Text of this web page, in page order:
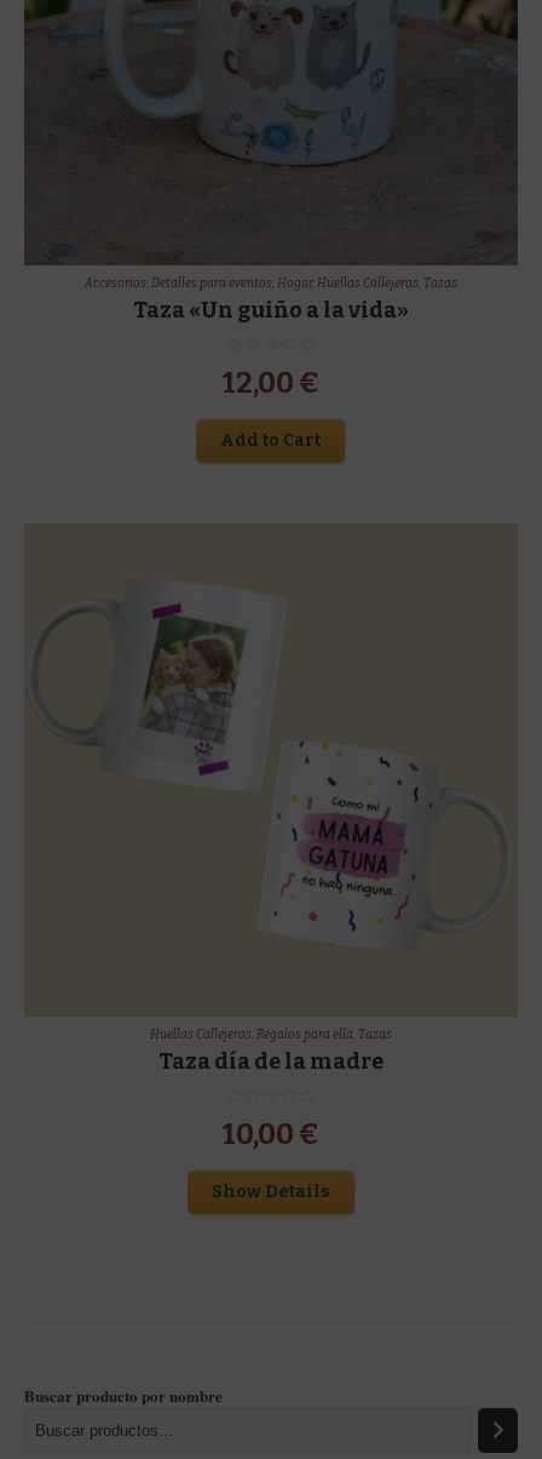
Accesorios, Detalles para eventos, Hogar, Huellas Callejeras, Tazas
Taza «Un guiño a la vida»
12,00 €
Add to Cart
Huellas Callejeras, Regalos para ella, Tazas
Taza día de la madre
10,00 €
Show Details
Buscar producto por nombre